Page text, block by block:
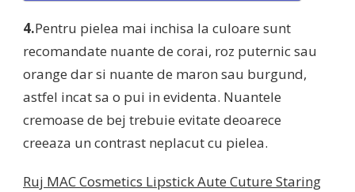
4.Pentru pielea mai inchisa la culoare sunt
recomandate nuante de corai, roz puternic sau
orange dar si nuante de maron sau burgund,
astfel incat sa o pui in evidenta. Nuantele
cremoase de bej trebuie evitate deoarece
creeaza un contrast neplacut cu pielea.
Ruj MAC Cosmetics Lipstick Aute Cuture Staring